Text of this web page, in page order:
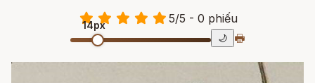
5/5 - 0 phiếu
14px
🌙 🖶